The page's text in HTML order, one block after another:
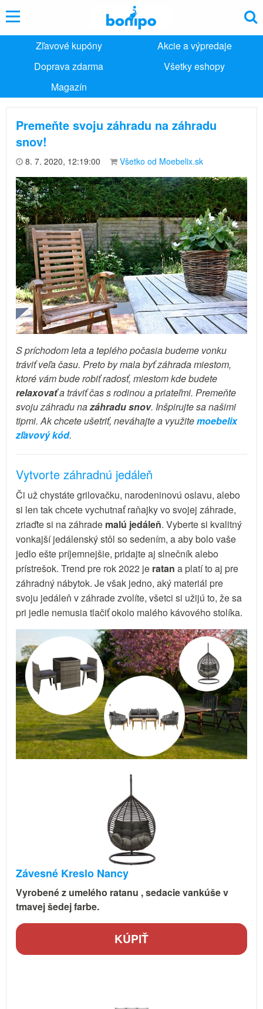
Zľavové kupóny
Akcie a výpredaje
Doprava zdarma
Všetky eshopy
Magazín
Premeňte svoju záhradu na záhradu
snov!
8. 7. 2020, 12:19:00 Všetko od Moebelix.sk
S príchodom leta a teplého počasia budeme vonku
tráviť veľa času. Preto by mala byť záhrada miestom,
ktoré vám bude robiť radosť, miestom kde budete
relaxovaťa tráviť čas s rodinou a priateľmi. Premeňte
svoju záhradu nazáhradu snov. Inšpirujte sa našimi
tipmi. Ak chcete ušetriť, neváhajte a využitemoebelix
zľavový kód.
Vytvorte záhradnú jedáleň
Či už chystáte grilovačku, narodeninovú oslavu, alebo
si len tak chcete vychutnať raňajky vo svojej záhrade,
zriaďte si na záhrade malú jedáleň. Vyberte si kvalitný
vonkajší jedálenský stôl so sedením, a aby bolo vaše
jedlo ešte príjemnejšie, pridajte aj slnečník alebo
prístrešok. Trend pre rok 2022 je ratan a platí to aj pre
záhradný nábytok. Je však jedno, aký materiál pre
svoju jedáleň v záhrade zvolíte, všetci si užijú to, že sa
pri jedle nemusia tlačiť okolo malého kávového stolíka.
Závesné Kreslo Nancy
Vyrobené z umelého ratanu , sedacie vankúše v
tmavej šedej farbe.
KÚPIŤ